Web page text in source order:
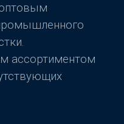
ассортиментом